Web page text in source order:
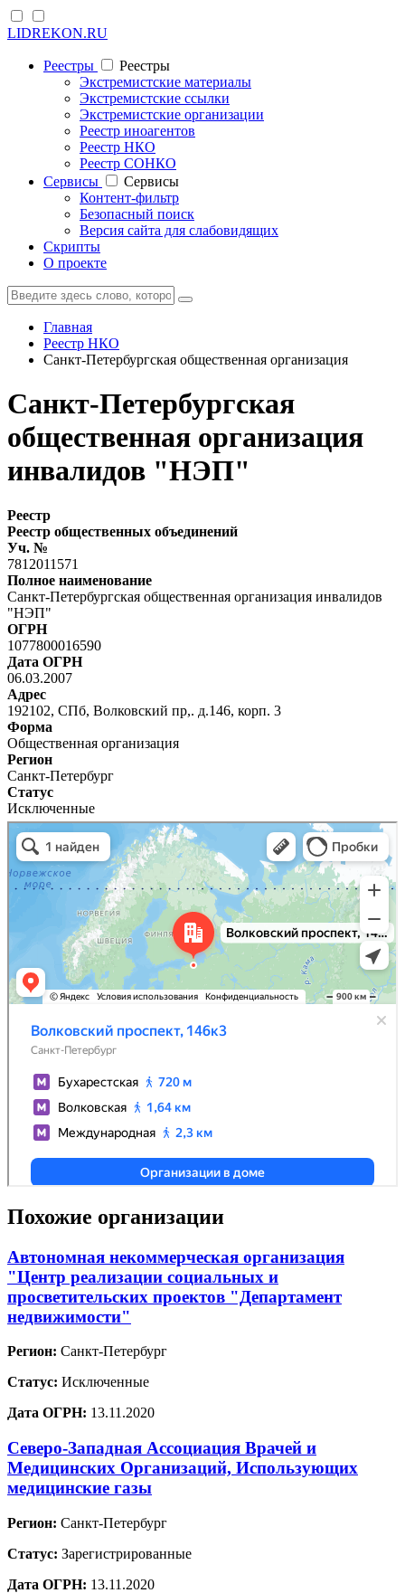
LIDREKON.RU
Реестры
Реестры
Экстремистские материалы
Экстремистские ссылки
Экстремистские организации
Реестр иноагентов
Реестр НКО
Реестр СОНКО
Cервисы
Cервисы
Контент-фильтр
Безопасный поиск
Версия сайта для слабовидящих
Скрипты
О проекте
Главная
Реестр НКО
Санкт-Петербургская общественная организация
Санкт-Петербургская
общественная организация
инвалидов "НЭП"
Реестр
Реестр общественных объединений
Уч. №
7812011571
Полное наименование
Санкт-Петербургская общественная организация инвалидов
"НЭП"
ОГРН
1077800016590
Дата ОГРН
06.03.2007
Адрес
192102, СПб, Волковский пр,. д.146, корп. 3
Форма
Общественная организация
Регион
Санкт-Петербург
Статус
Исключенные
Похожие организации
Автономная некоммерческая организация
"Центр реализации социальных и
просветительских проектов "Департамент
недвижимости"
Регион: Санкт-Петербург
Статус: Исключенные
Дата ОГРН: 13.11.2020
Северо-Западная Ассоциация Врачей и
Медицинских Организаций, Использующих
медицинские газы
Регион: Санкт-Петербург
Статус: Зарегистрированные
Дата ОГРН: 13.11.2020